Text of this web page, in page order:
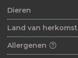
Dieren
Land van herkomst
Allergenen